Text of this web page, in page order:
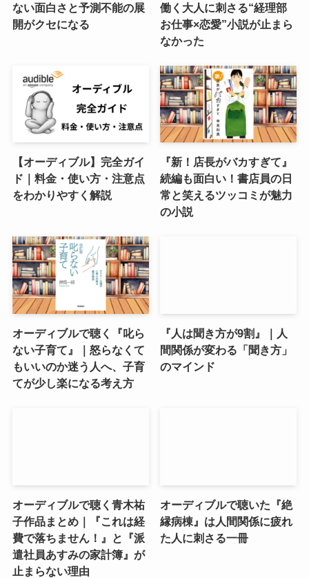
ない面白さと予測不能の展
開がクセになる
働く大人に刺さる“経理部
お仕事×恋愛”小説が止まら
なかった
【オーディブル】完全ガイ
ド｜料金・使い方・注意点
をわかりやすく解説
『新！店長がバカすぎて』
続編も面白い！書店員の日
常と笑えるツッコミが魅力
の小説
オーディブルで聴く『叱ら
ない子育て』｜怒らなくて
もいいのか迷う人へ、子育
てが少し楽になる考え方
『人は聞き方が9割』｜人
間関係が変わる「聞き方」
のマインド
オーディブルで聴く青木祐
子作品まとめ｜『これは経
費で落ちません！』と『派
遣社員あすみの家計簿』が
止まらない理由
オーディブルで聴いた『絶
縁病棟』は人間関係に疲れ
た人に刺さる一冊